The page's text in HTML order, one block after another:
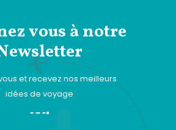
vous à notre
et recevez nos meilleurs
idées de voyage